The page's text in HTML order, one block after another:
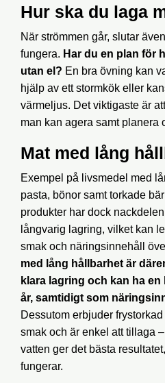
Hur ska du laga
När strömmen går, slutar
fungera. Har du en plan för
utan el? En bra övning kan
hjälp av ett stormkök eller
värmeljus. Det viktigaste är
man kan agera samt planera
Mat med lång
Exempel på livsmedel med
pasta, bönor samt torkade
produkter har dock
långvarig lagring, vilket kan
smak och näringsinnehåll
med lång hållbarhet är
klara lagring och kan ha
år, samtidigt som
Dessutom erbjuder
smak och är enkel att tillaga
vatten ger det bästa
fungerar.